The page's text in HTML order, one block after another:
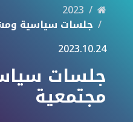
2023
جلسات سياسية
2023.10.24
جلسات
مجتمعية